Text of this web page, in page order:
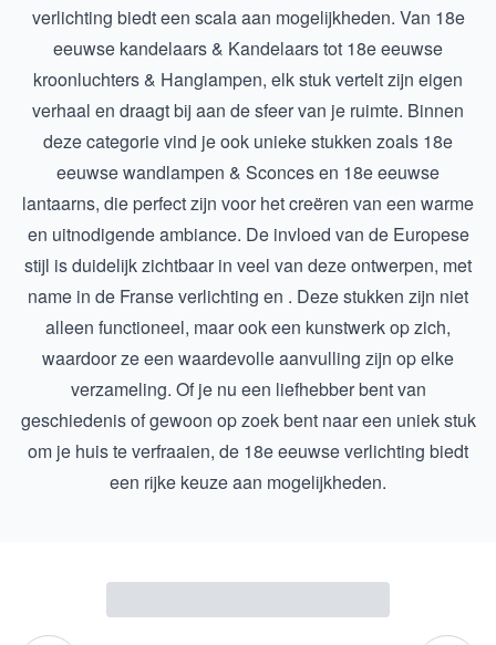
verlichting biedt een scala aan mogelijkheden. Van 18e
eeuwse kandelaars & Kandelaarstot 18e eeuwse
kroonluchters & Hanglampen, elk stuk vertelt zijn eigen
verhaal en draagt bij aan de sfeer van je ruimte. Binnen
deze categorie vind je ook unieke stukken zoals 18e
eeuwse wandlampen & Sconcesen 18e eeuwse
lantaarns, die perfect zijn voor het creëren van een warme
en uitnodigende ambiance. De invloed van de Europese
stijl is duidelijk zichtbaar in veel van deze ontwerpen, met
name in de Franse verlichting en . Deze stukken zijn niet
alleen functioneel, maar ook een kunstwerk op zich,
waardoor ze een waardevolle aanvulling zijn op elke
verzameling. Of je nu een liefhebber bent van
geschiedenis of gewoon op zoek bent naar een uniek stuk
om je huis te verfraaien, de 18e eeuwse verlichting biedt
een rijke keuze aan mogelijkheden.